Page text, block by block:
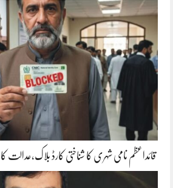
قائداعظم نامی شہری کا شناختی کارڈ بلاک،عدالت